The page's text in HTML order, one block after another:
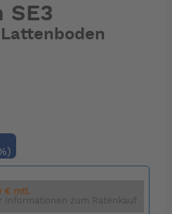
SE3
€ mtl.
Informationen zum Ratenkauf